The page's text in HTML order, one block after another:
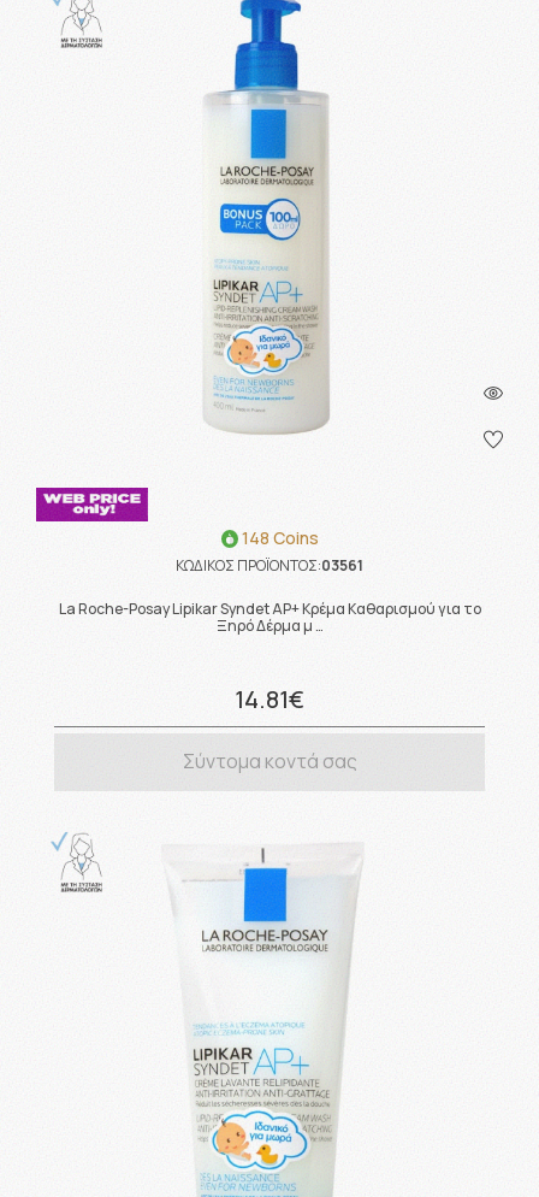
148 Coins
ΚΩΔΙΚΟΣ ΠΡΟΪΟΝΤΟΣ:03561
La Roche-Posay Lipikar Syndet AP+ Κρέμα Καθαρισμού για το
Ξηρό Δέρμα μ …
14.81€
Σύντομα κοντά σας